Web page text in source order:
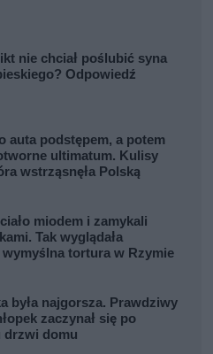
nie chciał poślubić syna
Odpowiedź
auta podstępem, a potem
ultimatum. Kulisy
wstrząsnęła Polską
miodem i zamykali
Tak wyglądała
tortura w Rzymie
była najgorsza. Prawdziwy
zaczynał się po
drzwi domu